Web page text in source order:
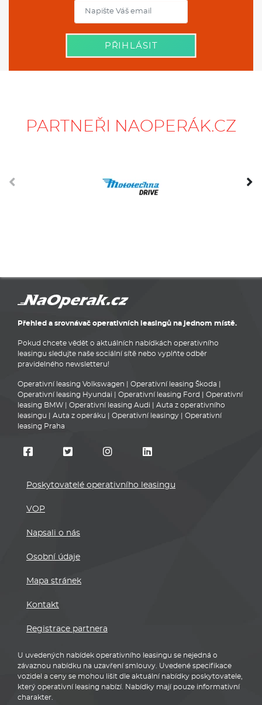
PŘIHLÁSIT
PARTNEŘI NAOPERÁK.CZ
Přehled a srovnávač operativních leasingů na jednom místě.
Pokud chcete vědět o aktuálních nabídkách operativního
leasingu sledujte naše sociální sítě nebo vyplňte odběr
pravidelného newsletteru!
Operativní leasing Volkswagen Operativní leasing Škoda
Operativní leasing Hyundai
Operativní leasing Ford
Operativní
leasing BMW
Operativní leasing Audi
Auta z operativního
leasingu
Auta z operáku Operativní leasingy
Operativní
leasing Praha
Poskytovatelé operativního leasingu
VOP
Napsali o nás
Osobní údaje
Mapa stránek
Kontakt
Registrace partnera
U uvedených nabídek operativního leasingu se nejedná o
závaznou nabídku na uzavření smlouvy. Uvedené specifikace
vozidel a ceny se mohou lišit dle aktuální nabídky poskytovatele,
který operativní leasing nabízí. Nabídky mají pouze informativní
charakter.